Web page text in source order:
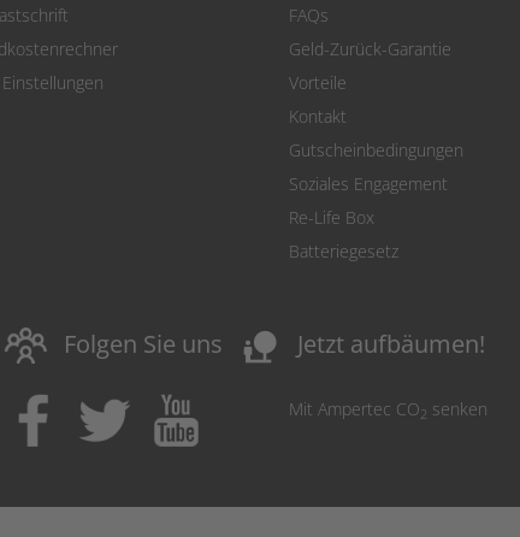
FAQs
Geld-Zurück-Garantie
Vorteile
Kontakt
Gutscheinbedingungen
Soziales Engagement
Re-Life Box
Batteriegesetz
Folgen Sie uns nature_people Jetzt aufbäumen!
Mit Ampertec CO2 senken